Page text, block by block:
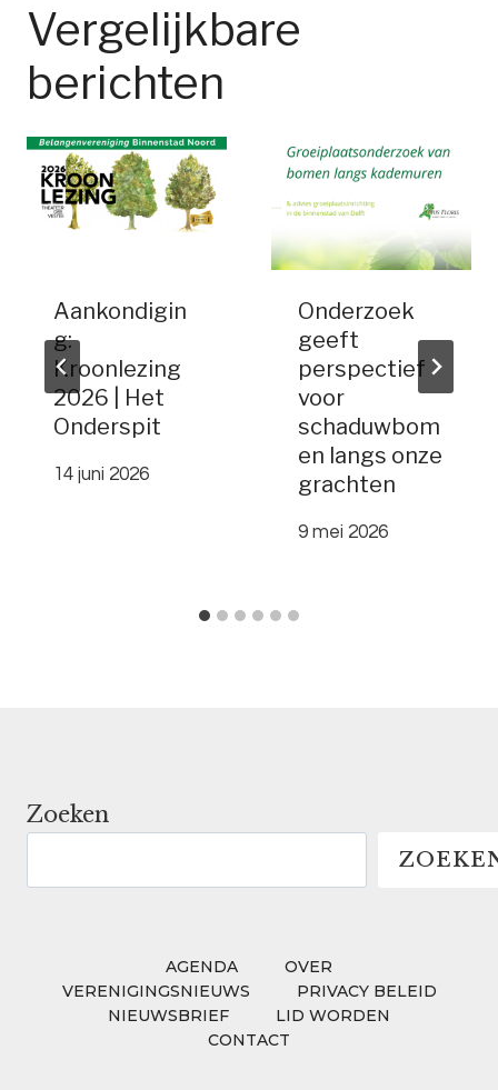
Vergelijkbare
berichten
Aankondigin
g:
Kroonlezing
2026 | Het
Onderspit
14 juni 2026
Onderzoek
geeft
perspectief
voor
schaduwbom
en langs onze
grachten
9 mei 2026
Zoeken
AGENDA
OVER
VERENIGINGSNIEUWS
PRIVACY BELEID
NIEUWSBRIEF
LID WORDEN
CONTACT